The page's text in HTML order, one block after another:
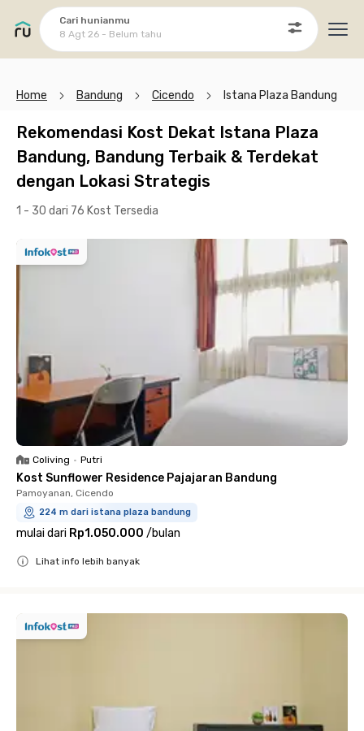
Cari hunianmu
8 Agt 26 - Belum tahu
Home Bandung Cicendo Istana Plaza Bandung
Rekomendasi Kost Dekat Istana Plaza
Bandung, Bandung Terbaik & Terdekat
dengan Lokasi Strategis
1 - 30 dari 76 Kost Tersedia
Coliving • Putri
Kost Sunflower Residence Pajajaran Bandung
Pamoyanan, Cicendo
224 m dari istana plaza bandung
mulai dari Rp1.050.000 /bulan
Lihat info lebih banyak